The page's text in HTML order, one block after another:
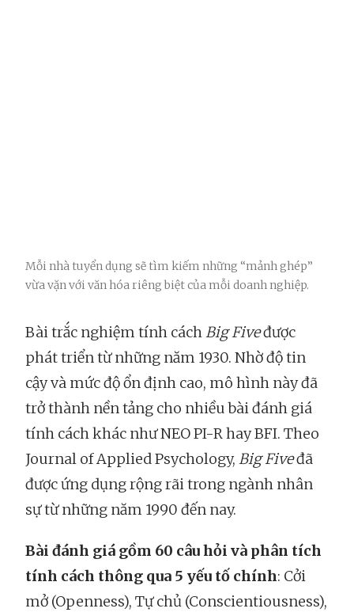
Mỗi nhà tuyển dụng sẽ tìm kiếm những “mảnh ghép”
vừa vặn với văn hóa riêng biệt của mỗi doanh nghiệp.
Bài trắc nghiệm tính cáchBig Fiveđược
phát triển từ những năm 1930. Nhờ độ tin
cậy và mức độ ổn định cao, mô hình này đã
trở thành nền tảng cho nhiều bài đánh giá
tính cách khác như NEO PI-R hay BFI. Theo
Journal of Applied Psychology, Big Fiveđã
được ứng dụng rộng rãi trong ngành nhân
sự từ những năm 1990 đến nay.
Bài đánh giá gồm 60 câu hỏi và phân tích
tính cách thông qua 5 yếu tố chính: Cởi
mở (Openness), Tự chủ (Conscientiousness),